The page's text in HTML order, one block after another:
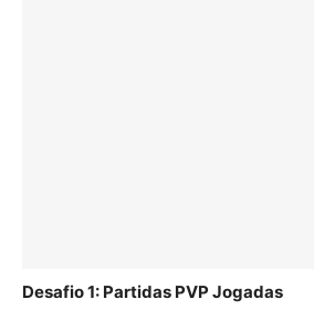
Desafio 1: Partidas PVP Jogadas